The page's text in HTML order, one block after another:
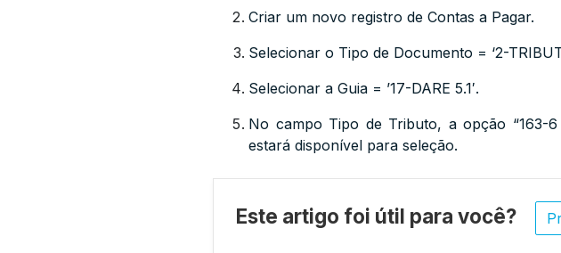
Criar um novo registro de Contas a Pagar.
Selecionar o Tipo de Documento = ‘2-
Selecionar a Guia = ’17-DARE 5.1′.
No campo Tipo de Tributo, a opção “163-6
estará disponível para seleção.
Este artigo foi útil para você?